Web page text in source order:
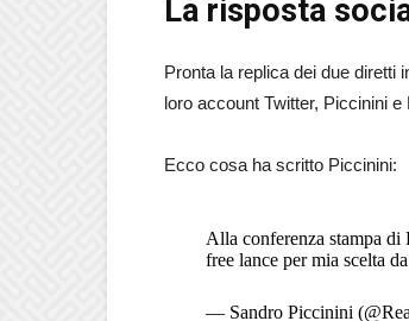
La risposta
Pronta la replica dei due diretti
loro account Twitter, Piccinini
Ecco cosa ha scritto Piccinini:
Alla conferenza stampa
free lance per mia scelta
— Sandro Piccinini